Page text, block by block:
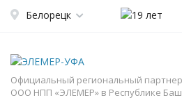
Белорецк
Официальный региональный партнер
ООО НПП «ЭЛЕМЕР» в Республике